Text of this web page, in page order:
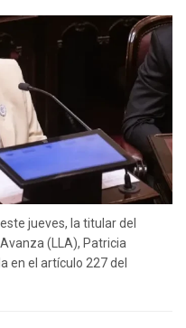
jueves, la titular del
(LLA), Patricia
en el artículo 227 del